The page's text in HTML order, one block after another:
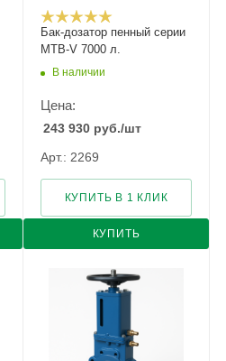
Бак-дозатор пенный серии
MTB-V 7000 л.
В наличии
Цена:
243 930 руб./шт
Арт.: 2269
КУПИТЬ
КУПИТЬ В 1 КЛИК